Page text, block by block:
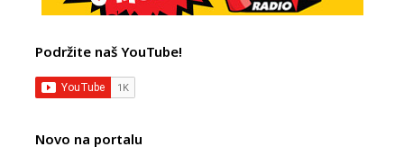
Podržite naš YouTube!
Novo na portalu